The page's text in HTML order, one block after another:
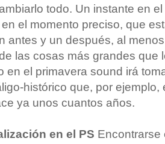
todo. Un instante en
el momento preciso, que
antes y un después, al
las cosas más grandes que
en el primavera sound irá
histórico que, por
ya unos cuantos años.
en el PS Encontrarse